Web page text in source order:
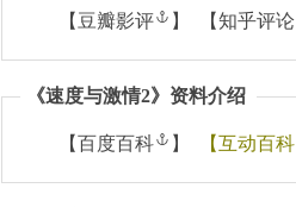
【 豆瓣影评 】 【知乎评论
《速度与激情2》资料介绍
【百度百科 】 【互动百科